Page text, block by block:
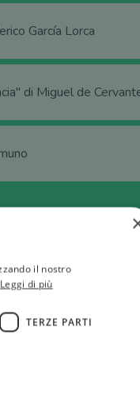
García Lorca
di Miguel de
il nostro
Leggi di più
TERZE PARTI